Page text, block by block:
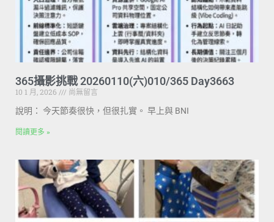
365攝影挑戰 20260110(六)010/365 Day3663
10 1 月, 2026
尚無留言
說明： 今天節奏很快，但很扎實。 早上與 BNI
閱讀更多 »